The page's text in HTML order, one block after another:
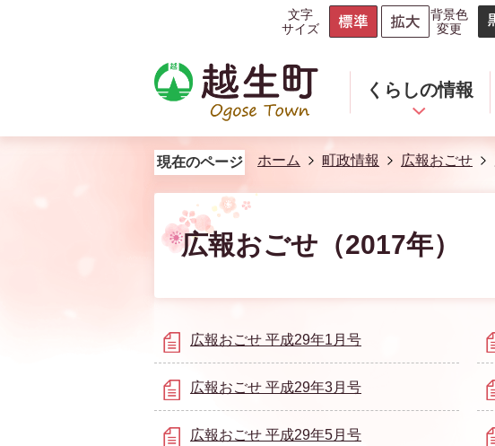
文字
サイズ
背景色
変更
くらしの情報
現在のページ ホーム 町政情報 広報おごせ
広報おごせ（2017年）
広報おごせ 平成29年1月号
広報おごせ 平成29年3月号
広報おごせ 平成29年5月号